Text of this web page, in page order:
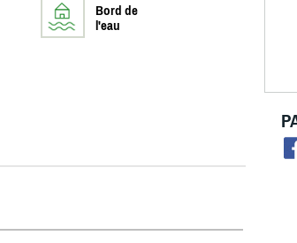
Bord de
l'eau